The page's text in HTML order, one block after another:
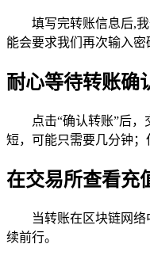
填写完转账信息后,
能会要求我们再次输入
耐心等待转账确
点击“确认转账”后
短，可能只需要几分钟
在交易所查看充
当转账在区块链网
续前行。